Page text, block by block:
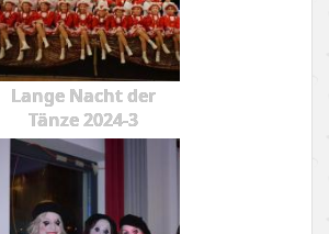
Lange Nacht der
Tänze 2024-3